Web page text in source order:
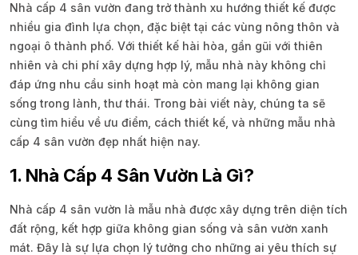
Nhà cấp 4 sân vườn đang trở thành xu hướng thiết kế được
nhiều gia đình lựa chọn, đặc biệt tại các vùng nông thôn và
ngoại ô thành phố. Với thiết kế hài hòa, gần gũi với thiên
nhiên và chi phí xây dựng hợp lý, mẫu nhà này không chỉ
đáp ứng nhu cầu sinh hoạt mà còn mang lại không gian
sống trong lành, thư thái. Trong bài viết này, chúng ta sẽ
cùng tìm hiểu về ưu điểm, cách thiết kế, và những mẫu nhà
cấp 4 sân vườn đẹp nhất hiện nay.
1. Nhà Cấp 4 Sân Vườn Là Gì?
Nhà cấp 4 sân vườn là mẫu nhà được xây dựng trên diện tích
đất rộng, kết hợp giữa không gian sống và sân vườn xanh
mát. Đây là sự lựa chọn lý tưởng cho những ai yêu thích sự